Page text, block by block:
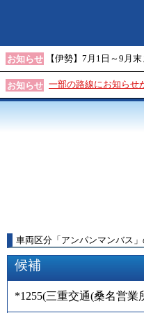
お知らせ 【伊勢】7月1日～9月
お知らせ 一部の路線にお知らせ
車両区分 「 アンパンマンバス 」
候補
*1255(三重交通(桑名営業